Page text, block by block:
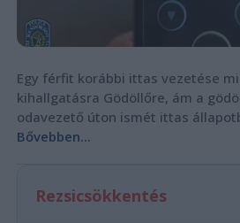
Egy férfit korábbi ittas vezetése
kihallgatásra Gödöllőre, ám a
odavezető úton ismét ittas
Bővebben...
Rezsicsökkentés